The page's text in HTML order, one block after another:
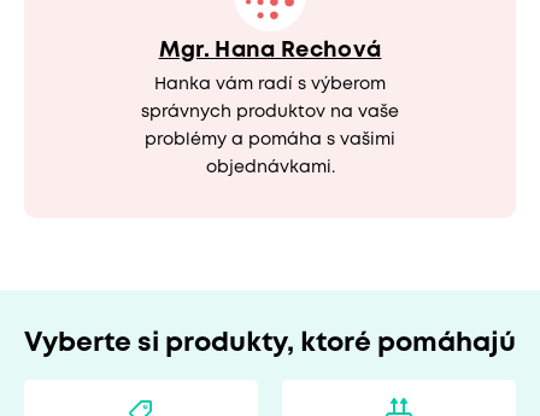
Mgr. Hana Rechová
Hanka vám radí s výberom
správnych produktov na vaše
problémy a pomáha s vašimi
objednávkami.
Vyberte si produkty, ktoré pomáhajú